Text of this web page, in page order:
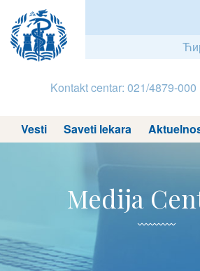
Kontakt centar: 021/4879-000
Vesti Saveti lekara
Medija